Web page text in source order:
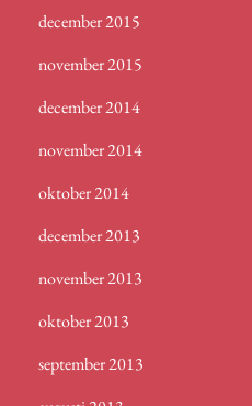
december 2015
november 2015
december 2014
november 2014
oktober 2014
december 2013
november 2013
oktober 2013
september 2013